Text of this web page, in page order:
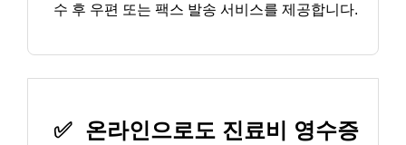
수 후 우편 또는 팩스 발송 서비스를 제공합니다.
✅ 온라인으로도 진료비 영수증